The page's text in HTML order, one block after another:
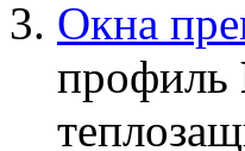
Окна
профиль